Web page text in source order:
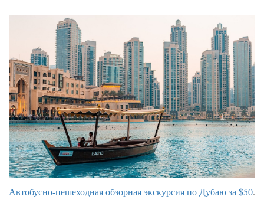
Автобусно-пешеходная обзорная экскурсия по Дубаю за $50.